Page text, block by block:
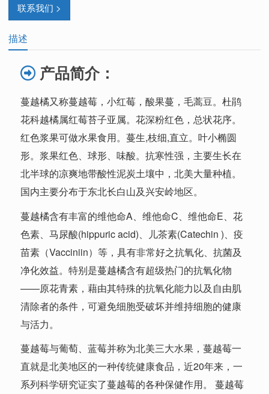
联系我们 >
描述
产品简介：
蔓越橘又称蔓越莓，小红莓，酸果蔓，毛蒿豆。杜鹃
花科越橘属红莓苔子亚属。花深粉红色，总状花序。
红色浆果可做水果食用。蔓生,枝细,直立。叶小椭圆
形。浆果红色、球形、味酸。抗寒性强，主要生长在
北半球的凉爽地带酸性泥炭土壤中，北美大量种植。
国内主要分布于东北长白山及兴安岭地区。
蔓越橘含有丰富的维他命A、维他命C、维他命E、花
色素、马尿酸(hippuric acid)、儿茶素(Catechin )、疫
苗素（Vacciniin）等，具有非常好之抗氧化、抗菌及
净化效益。特别是蔓越橘含有超级热门的抗氧化物
——原花青素 ，藉由其特殊的抗氧化能力以及自由肌
清除者的条件，可避免细胞受破坏并维持细胞的健康
与活力。
蔓越莓与葡萄、蓝莓并称为北美三大水果，蔓越莓一
直就是北美地区的一种传统健康食品，近20年来，一
系列科学研究证实了蔓越莓的各种保健作用。 蔓越莓